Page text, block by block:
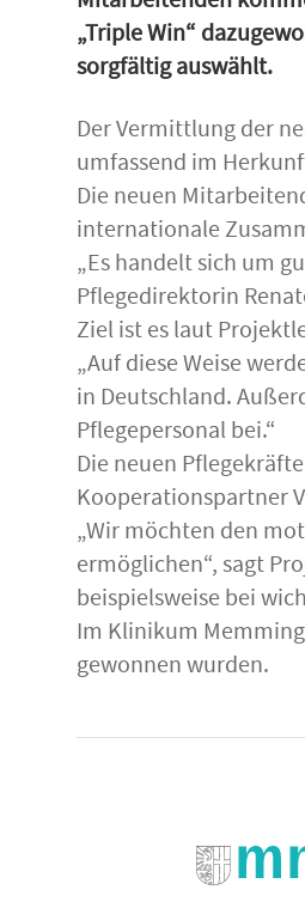
„Triple Win“
sorgfältig auswählt.
Der Vermittlung der
umfassend im
Die neuen
internationale
„Es handelt sich um
Pflegedirektorin
Ziel ist es laut
„Auf diese Weise
in Deutschland.
Pflegepersonal bei.“
Die neuen
Kooperationspartner
„Wir möchten den
ermöglichen“, sagt
beispielsweise bei
Im Klinikum
gewonnen wurden.